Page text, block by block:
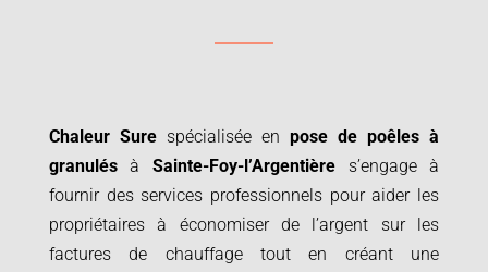
Chaleur Surespécialisée enpose de poêles à
granulésà Sainte-Foy-l’Argentière s’engage à
fournir des services professionnels pour aider les
propriétaires à économiser de l’argent sur les
factures de chauffage tout en créant une